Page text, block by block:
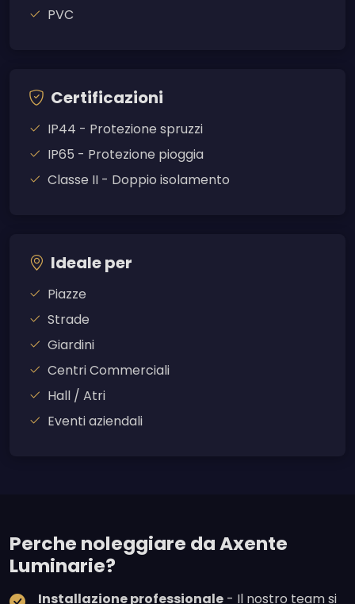
PVC
Certificazioni
IP44 - Protezione spruzzi
IP65 - Protezione pioggia
Classe II - Doppio isolamento
Ideale per
Piazze
Strade
Giardini
Centri Commerciali
Hall / Atri
Eventi aziendali
Perche noleggiare da Axente
Luminarie?
Installazione professionale - Il nostro team si